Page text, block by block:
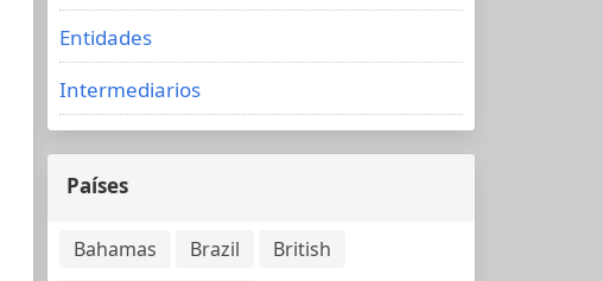
Entidades
Intermediarios
Países
Bahamas Brazil
British